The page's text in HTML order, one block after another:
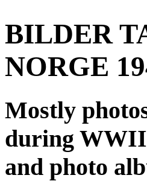
BILDER
NORGE
Mostly
during
and photo